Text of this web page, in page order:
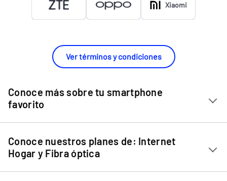
Xiaomi
Ver términos y condiciones
Conoce más sobre tu smartphone
favorito
Chip Entel
Apple iPhone 11
Apple iPhone 12 Mini
Conoce nuestros planes de: Internet
Hogar y Fibra óptica
Internet Hogar